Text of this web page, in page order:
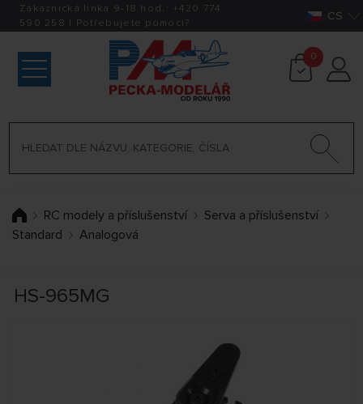
Zákaznická linka 9-18 hod.: +420 774
590 258 | Potřebujete pomoci? CS
0
RC modely a příslušenství
Serva a příslušenství
Standard
Analogová
HS-965MG